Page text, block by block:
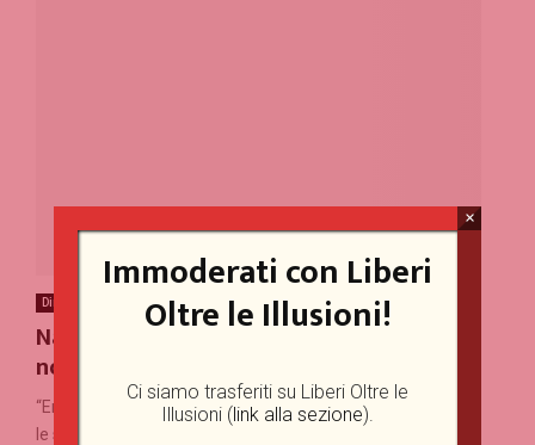
Diritti civili Terza pagina
Nascere in un campo di concentramento
nordcoreano
“Ero più fedele alle guardie che alla mia famiglia; eravamo
le spie gli uni degli altri. So che se racconterò la verità la
Immoderati con Liberi
Oltre le Illusioni!
Ci siamo trasferiti su Liberi Oltre le
Illusioni (link alla sezione).
×